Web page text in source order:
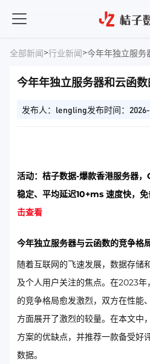
全部新闻>行业新闻>今年年独立服务
今年年独立服务器和云函
发布人：lengling发布时间：
活动：桔子数据-爆款香港服务器
稳定、平均延迟10+ms 速度快，免
击查看
今年独立服务器与云函数的竞争格
随着互联网的飞速发展，数据存储
及个人用户关注的焦点。在2023
的竞争格局愈发激烈，双方在性能
方面展开了激烈的较量。在本文中
方案的优缺点，并推荐一款备受
数据。